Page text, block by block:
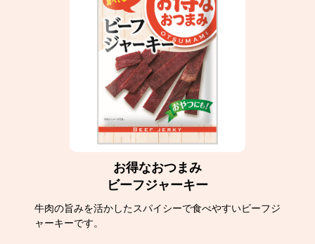
お得なおつまみ
ビーフジャーキー
牛肉の旨みを活かしたスパイシーで食べやすいビーフジ
ャーキーです。